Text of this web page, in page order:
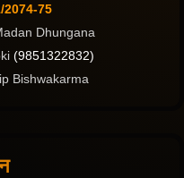
2074-75
Dhungana
(9851322832)
Bishwakarma